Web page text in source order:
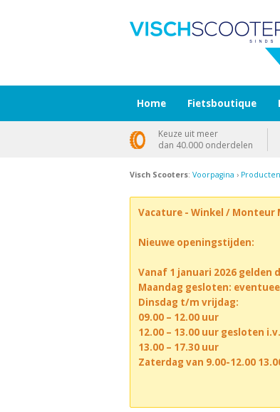
Visch Scooters: Voorpagina › Producten
Vacature - Winkel / Monteur
Nieuwe openingstijden:
Vanaf 1 januari 2026 gelden
Maandag gesloten:
Dinsdag t/m vrijdag:
09.00 – 12.00 uur
12.00 – 13.00 uur gesloten
13.00 – 17.30 uur
Zaterdag van 9.00-12.00
Home Fietsboutique
Keuze uit meer
dan 40.000 onderdelen